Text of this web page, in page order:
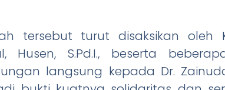
tersebut turut disaksikan oleh
Husen, S.Pd.I., beserta
langsung kepada Dr.